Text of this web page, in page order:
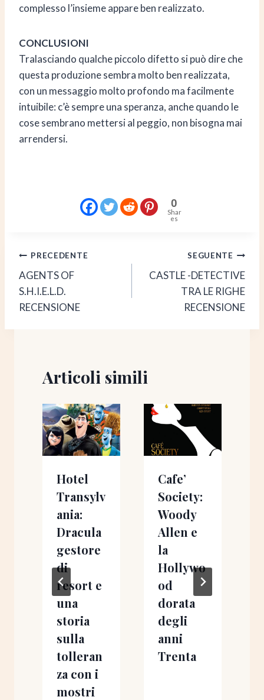
complesso l’insieme appare ben realizzato.
CONCLUSIONI
Tralasciando qualche piccolo difetto si può dire che
questa produzione sembra molto ben realizzata,
con un messaggio molto profondo ma facilmente
intuibile: c’è sempre una speranza, anche quando le
cose sembrano mettersi al peggio, non bisogna mai
arrendersi.
0
Shar
es
Navigazione
articoli
PRECEDENTE
AGENTS OF
S.H.I.E.L.D.
RECENSIONE
SEGUENTE
CASTLE -DETECTIVE
TRA LE RIGHE
RECENSIONE
Articoli simili
Hotel
Transylv
ania:
Dracula
gestore
di
resort e
una
storia
sulla
tolleran
za con i
mostri
Cafe’
Society:
Woody
Allen e
la
Hollywo
od
dorata
degli
anni
Trenta